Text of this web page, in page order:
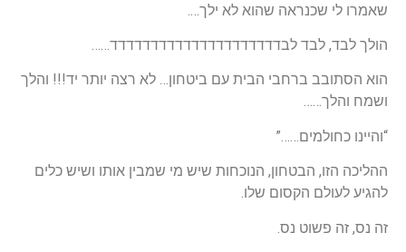
שאמרו לי שכנראה שהוא לא ילך….
הולך לבד, לבד לבדדדדדדדדדדדדדדדדדדדדד……
הוא הסתובב ברחבי הבית עם ביטחון… לא רצה יותר יד!!! והלך
ושמח והלך……
“והיינו כחולמים……”
ההליכה הזו, הבטחון, הנוכחות שיש מי שמבין אותו ושיש כלים
להגיע לעולם הקסום שלו.
זה נס, זה פשוט נס.